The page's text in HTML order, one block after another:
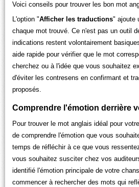
Voici conseils pour trouver les bon mot
L'option "Afficher les traductions" ajoute
chaque mot trouvé. Ce n'est pas un outil
indications restent volontairement
aide rapide pour vérifier que le mot
cherchez ou à l'idée que vous souhaitez
d'éviter les contresens en confirmant et
proposés.
Comprendre l'émotion derrière
Pour trouver le mot anglais idéal pour
de comprendre l'émotion que vous
temps de réfléchir à ce que vous
vous souhaitez susciter chez vos
identifié l'émotion principale de votre
commencer à rechercher des mots qui